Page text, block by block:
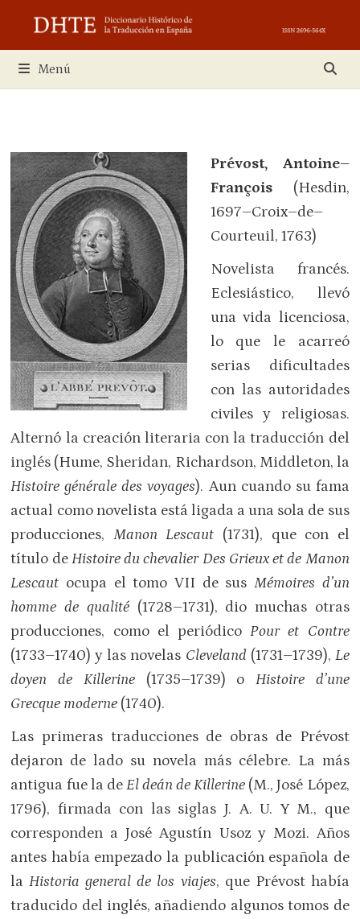
contenido
Menú
Prévost, Antoine–
François (Hesdin,
1697–Croix–de–
Courteuil, 1763)
Novelista francés.
Eclesiástico, llevó
una vida licenciosa,
lo que le acarreó
serias dificultades
con las autoridades
civiles y religiosas.
Alternó la creación literaria con la traducción del
inglés (Hume, Sheridan, Richardson, Middleton, la
Histoire générale des voyages). Aun cuando su fama
actual como novelista está ligada a una sola de sus
producciones, Manon Lescaut (1731), que con el
título deHistoire du chevalier Des Grieux et de Manon
Lescaut ocupa el tomo VII de sus Mémoires d’un
homme de qualité (1728–1731), dio muchas otras
producciones, como el periódicoPour et Contre
(1733–1740) y las novelas Cleveland (1731–1739), Le
doyen de Killerine (1735–1739) o Histoire d’une
Grecque moderne (1740).
Las primeras traducciones de obras de Prévost
dejaron de lado su novela más célebre. La más
antigua fue la deEl deán de Killerine (M., José López,
1796), firmada con las siglas J. A. U. Y M., que
corresponden a José Agustín Usoz y Mozi. Años
antes había empezado la publicación española de
laHistoria general de los viajes, que Prévost había
traducido del inglés, añadiendo algunos tomos de